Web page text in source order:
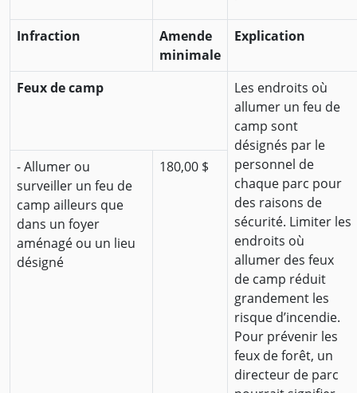
Infraction
Amende
minimale
Explication
Feux de camp
Les endroits où
allumer un feu de
camp sont
désignés par le
personnel de
chaque parc pour
des raisons de
sécurité. Limiter les
endroits où
allumer des feux
de camp réduit
grandement les
risque d’incendie.
Pour prévenir les
feux de forêt, un
directeur de parc
- Allumer ou
surveiller un feu de
camp ailleurs que
dans un foyer
aménagé ou un lieu
désigné
180,00 $